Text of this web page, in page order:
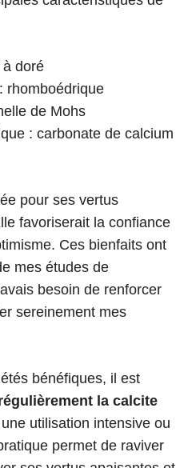
doré
rhomboédrique
de Mohs
: carbonate de calcium
pour ses vertus
favoriserait la confiance
Ces bienfaits ont
mes études de
besoin de renforcer
sereinement mes
bénéfiques, il est
la calcite
utilisation intensive ou
permet de raviver